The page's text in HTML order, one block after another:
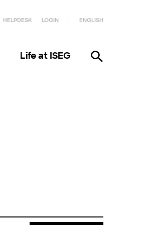
HELPDESK LOGIN ENGLISH
Life at ISEG